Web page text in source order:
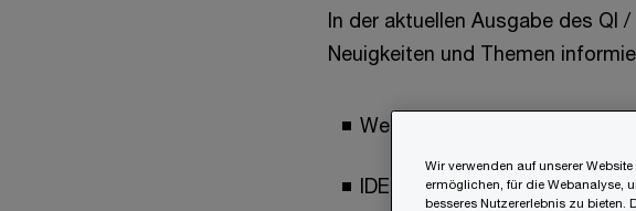
In der aktuellen Ausgabe des QI
Neuigkeiten und Themen
Weitere Fristverlängerung für
IDES Portal – Mitteilungen
Wir verwenden auf unserer
ermöglichen, für die Webanalyse,
besseres Nutzererlebnis zu bieten.